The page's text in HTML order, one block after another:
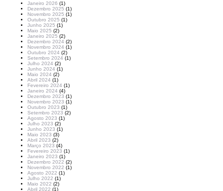
Janeiro 2026 (1)
Dezembro 2025 (1)
Novembro 2025 (1)
Outubro 2025 (1)
Junho 2025 (1)
Maio 2025 (2)
Janeiro 2025 (2)
Dezembro 2024 (2)
Novembro 2024 (1)
Outubro 2024 (2)
Setembro 2024 (1)
Julho 2024 (2)
Junho 2024 (1)
Maio 2024 (2)
Abril 2024 (1)
Fevereiro 2024 (1)
Janeiro 2024 (4)
Dezembro 2023 (1)
Novembro 2023 (1)
Outubro 2023 (1)
Setembro 2023 (2)
Agosto 2023 (1)
Julho 2023 (2)
Junho 2023 (1)
Maio 2023 (3)
Abril 2023 (2)
Março 2023 (4)
Fevereiro 2023 (1)
Janeiro 2023 (1)
Dezembro 2022 (2)
Novembro 2022 (1)
Agosto 2022 (1)
Julho 2022 (1)
Maio 2022 (2)
Abril 2022 (1)